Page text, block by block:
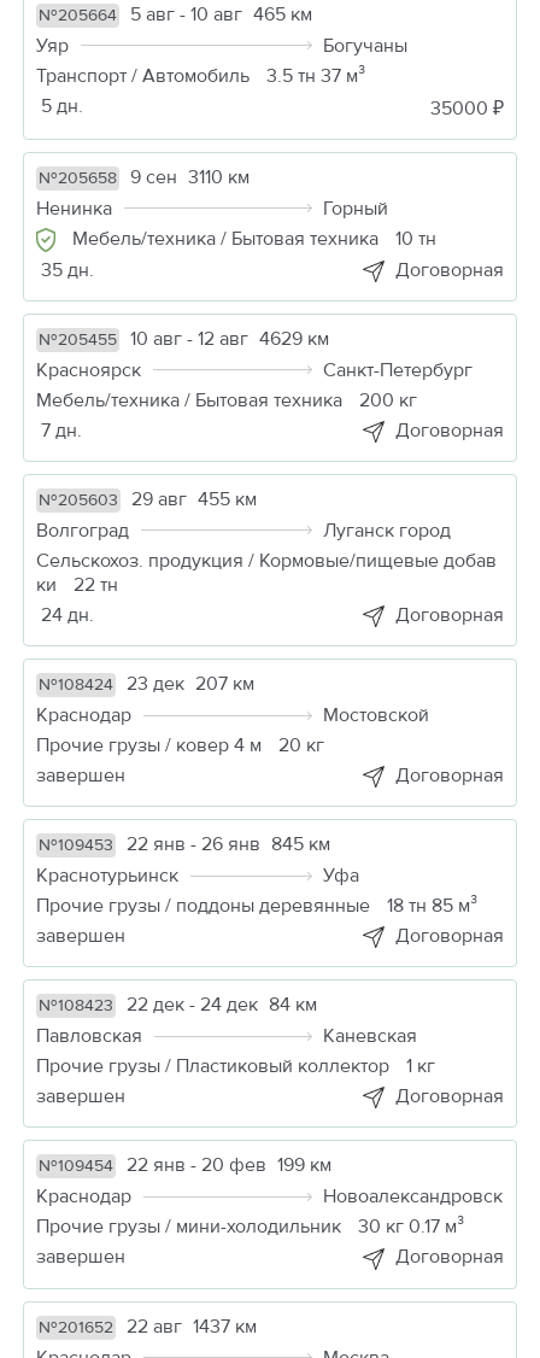
№205664 5 авг - 10 авг 465 км
Уяр
Богучаны
Транспорт / Автомобиль
3.5 тн 37 м³
5 дн.
35000 ₽
№205658 9 сен 3110 км
Ненинка
Горный
Мебель/техника / Бытовая техника
10 тн
35 дн.
Договорная
№205455 10 авг - 12 авг 4629 км
Красноярск
Санкт-Петербург
Мебель/техника / Бытовая техника
200 кг
7 дн.
Договорная
№205603 29 авг 455 км
Волгоград
Луганск город
Сельскохоз. продукция / Кормовые/пищевые добав
ки
22 тн
24 дн.
Договорная
№108424 23 дек 207 км
Краснодар
Мостовской
Прочие грузы / ковер 4 м
20 кг
завершен
Договорная
№109453 22 янв - 26 янв 845 км
Краснотурьинск
Уфа
Прочие грузы / поддоны деревянные
18 тн 85 м³
завершен
Договорная
№108423 22 дек - 24 дек 84 км
Павловская
Каневская
Прочие грузы / Пластиковый коллектор
1 кг
завершен
Договорная
№109454 22 янв - 20 фев 199 км
Краснодар
Новоалександровск
Прочие грузы / мини-холодильник
30 кг 0.17 м³
завершен
Договорная
№201652 22 авг 1437 км